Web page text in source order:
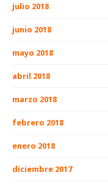
julio 2018
junio 2018
mayo 2018
abril 2018
marzo 2018
febrero 2018
enero 2018
diciembre 2017